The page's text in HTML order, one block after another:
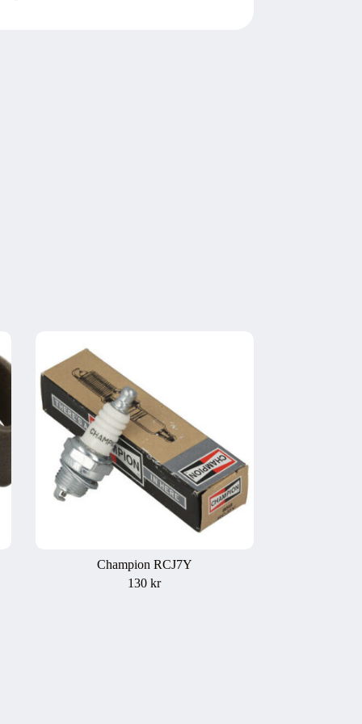
Champion RCJ7Y
130kr